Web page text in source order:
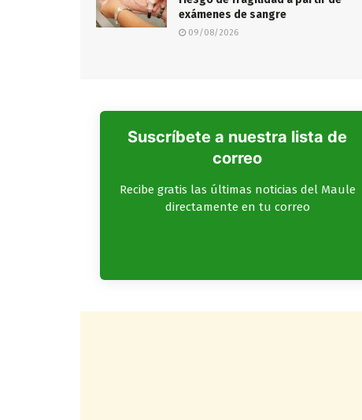
exámenes de sangre
09/08/2026
Suscríbete a nuestra lista de
correo
Recibe gratis las últimas noticias del Maule
directamente en tu correo